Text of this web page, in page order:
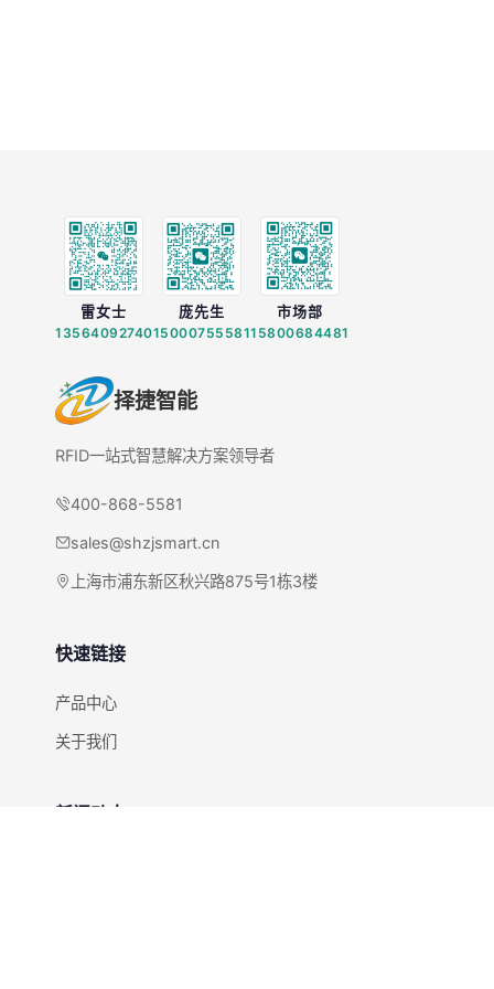
雷女士
13564092740
庞先生
15000755581
市场部
15800684481
择捷智能
RFID一站式智慧解决方案领导者
400-868-5581
sales@shzjsmart.cn
上海市浦东新区秋兴路875号1栋3楼
快速链接
产品中心
关于我们
新闻动态